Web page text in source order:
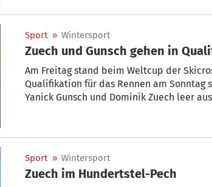
Sport » Wintersport
Zuech und Gunsch gehen in
Am Freitag stand beim Weltcup der
Qualifikation für das Rennen am
Yanick Gunsch und Dominik Zuech leer
Sport » Wintersport
Zuech im Hundertstel-Pech